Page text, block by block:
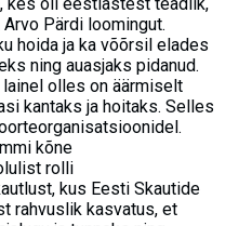
Pärdi loomingut.
hoida ja ka võõrsil elades
ning auasjaks pidanud.
olles on äärmiselt
kantaks ja hoitaks. Selles
kõne
rolli
kus Eesti Skautide
rahvuslik kasvatus, et